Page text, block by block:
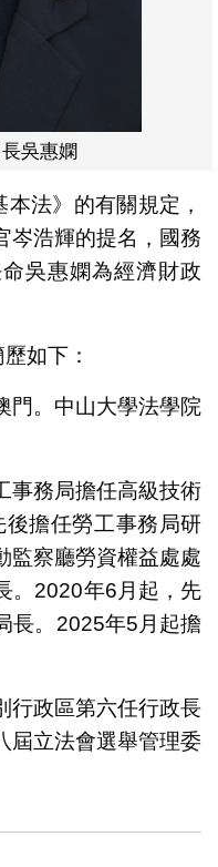
吳惠嫻
法》的有關規定，
岑浩輝的提名，國務
吳惠嫻為經濟財政
如下：
門。中山大學法學院
事務局擔任高級技術
擔任勞工事務局研
監察廳勞資權益處處
。2020年6月起，先
長。2025年5月起擔
行政區第六任行政長
屆立法會選舉管理委